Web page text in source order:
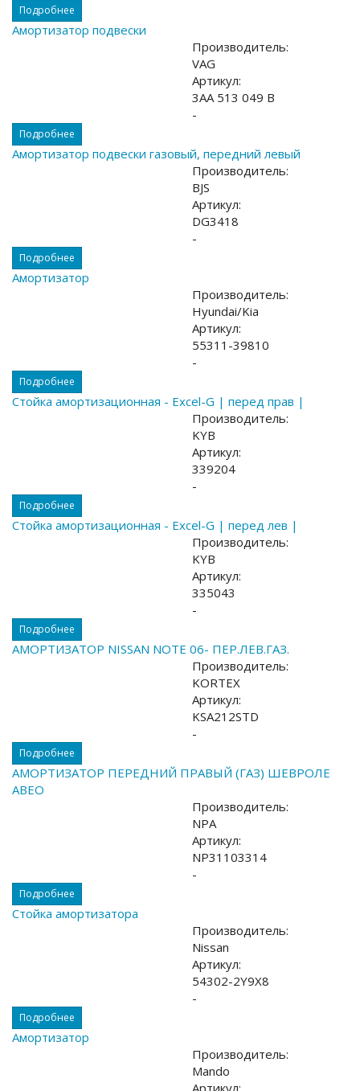
Подробнее
Амортизатор подвески
Производитель:
VAG
Артикул:
3AA 513 049 B
-
Подробнее
Амортизатор подвески газовый, передний левый
Производитель:
BJS
Артикул:
DG3418
-
Подробнее
Амортизатор
Производитель:
Hyundai/Kia
Артикул:
55311-39810
-
Подробнее
Стойка амортизационная - Excel-G | перед прав |
Производитель:
KYB
Артикул:
339204
-
Подробнее
Стойка амортизационная - Excel-G | перед лев |
Производитель:
KYB
Артикул:
335043
-
Подробнее
АМОРТИЗАТОР NISSAN NOTE 06- ПЕР.ЛЕВ.ГАЗ.
Производитель:
KORTEX
Артикул:
KSA212STD
-
Подробнее
АМОРТИЗАТОР ПЕРЕДНИЙ ПРАВЫЙ (ГАЗ) ШЕВРОЛЕ
АВЕО
Производитель:
NPA
Артикул:
NP31103314
-
Подробнее
Стойка амортизатора
Производитель:
Nissan
Артикул:
54302-2Y9X8
-
Подробнее
Амортизатор
Производитель:
Mando